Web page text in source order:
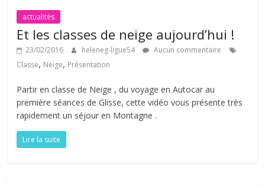
actualités
Et les classes de neige aujourd’hui !
23/02/2016 heleneg-ligue54
Aucun commentaire
Classe, Neige, Présentation
Partir en classe de Neige , du voyage en Autocar au
première séances de Glisse, cette vidéo vous présente très
rapidement un séjour en Montagne .
Lire la suite